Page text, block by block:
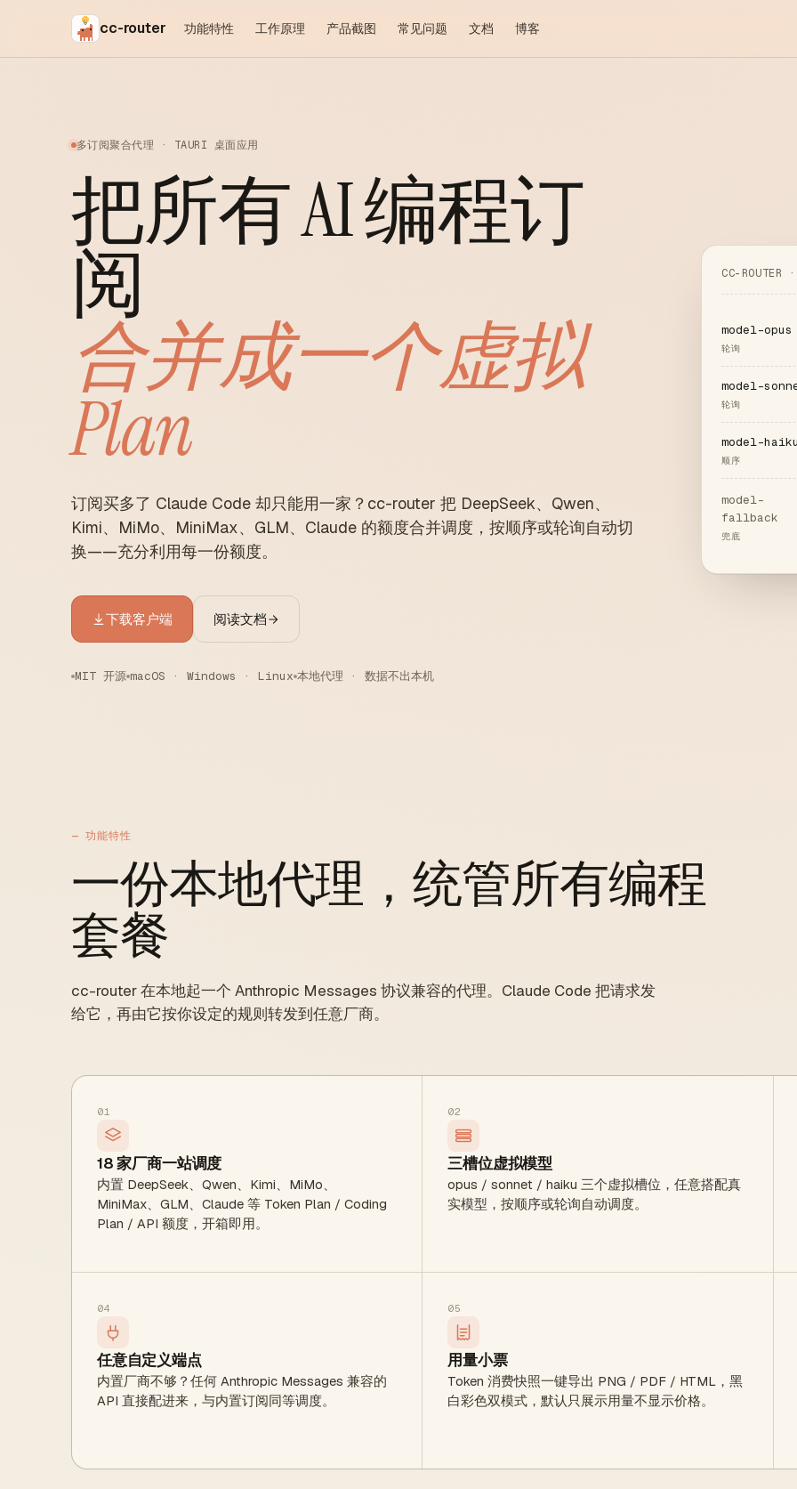
cc-router 功能特性 工作原理 产品截图 常见问题 文档 博客
多订阅聚合代理 · TAURI 桌面应用
把所有 AI 编程订
阅
合并成一个虚拟
Plan
订阅买多了 Claude Code 却只能用一家？cc-router 把 DeepSeek、Qwen、
Kimi、MiMo、MiniMax、GLM、Claude 的额度合并调度，按顺序或轮询自动切
换——充分利用每一份额度。
下载客户端 阅读文档
MIT 开源 macOS · Windows · Linux 本地代理 · 数据不出本机
CC-
model-opus
轮询
model-
轮询
model-
顺序
model-
fallback
兜底
— 功能特性
一份本地代理，统管所有编程
套餐
cc-router 在本地起一个 Anthropic Messages 协议兼容的代理。Claude Code 把请求发
给它，再由它按你设定的规则转发到任意厂商。
01
18 家厂商一站调度
内置 DeepSeek、Qwen、Kimi、MiMo、
MiniMax、GLM、Claude 等 Token Plan / Coding
Plan / API 额度，开箱即用。
02
三槽位虚拟模型
opus / sonnet / haiku 三个虚拟槽位，任意搭配真
实模型，按顺序或轮询自动调度。
04
任意自定义端点
内置厂商不够？任何 Anthropic Messages 兼容的
API 直接配进来，与内置订阅同等调度。
05
用量小票
Token 消费快照一键导出 PNG / PDF / HTML，黑
白彩色双模式，默认只展示用量不显示价格。